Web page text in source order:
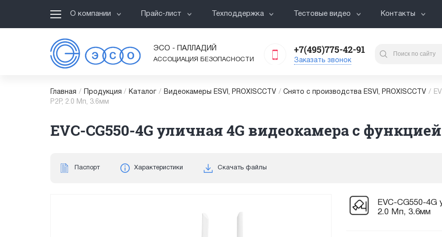
О компании Прайс-лист Техподдержка Тестовые видео Контакты
ЭСО - ПАЛЛАДИЙ
АССОЦИАЦИЯ БЕЗОПАСНОСТИ
+7(495)775-42-91
Заказать звонок
Главная / Продукция / Каталог / Видеокамеры ESVI, PROXISCCTV / Снято с производства ESVI, PROXISCCTV /
P2P, 2.0 Мп, 3.6мм
EVC-CG550-4G уличная 4G видеокамера с
Паспорт Характеристики Скачать файлы
EVC-CG550-4G
2.0 Мп, 3.6мм